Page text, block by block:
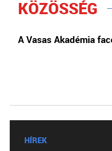
KÖZÖSSÉG
A Vasas Akadémia
HÍREK